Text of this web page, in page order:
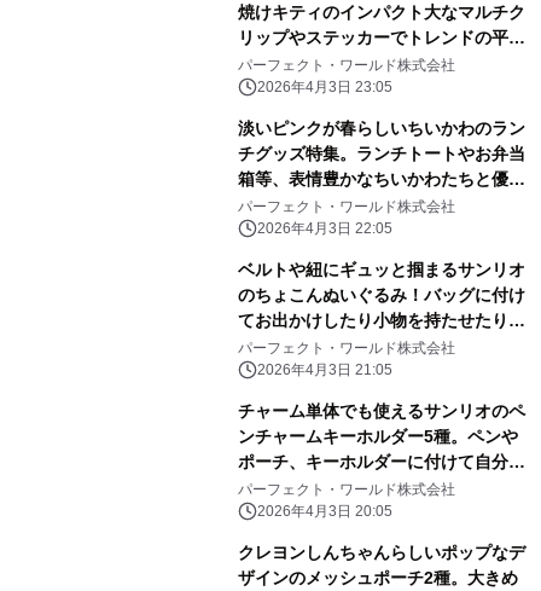
焼けキティのインパクト大なマルチク
リップやステッカーでトレンドの平成
レトロ感ばっちりです。
パーフェクト・ワールド株式会社
2026年4月3日 23:05
淡いピンクが春らしいちいかわのラン
チグッズ特集。ランチトートやお弁当
箱等、表情豊かなちいかわたちと優し
いピンク色に心和む
パーフェクト・ワールド株式会社
2026年4月3日 22:05
ベルトや紐にギュッと掴まるサンリオ
のちょこんぬいぐるみ！バッグに付け
てお出かけしたり小物を持たせたりと
自由に楽しめる！
パーフェクト・ワールド株式会社
2026年4月3日 21:05
チャーム単体でも使えるサンリオのペ
ンチャームキーホルダー5種。ペンや
ポーチ、キーホルダーに付けて自分だ
けのアレンジしよう
パーフェクト・ワールド株式会社
2026年4月3日 20:05
クレヨンしんちゃんらしいポップなデ
ザインのメッシュポーチ2種。大きめ